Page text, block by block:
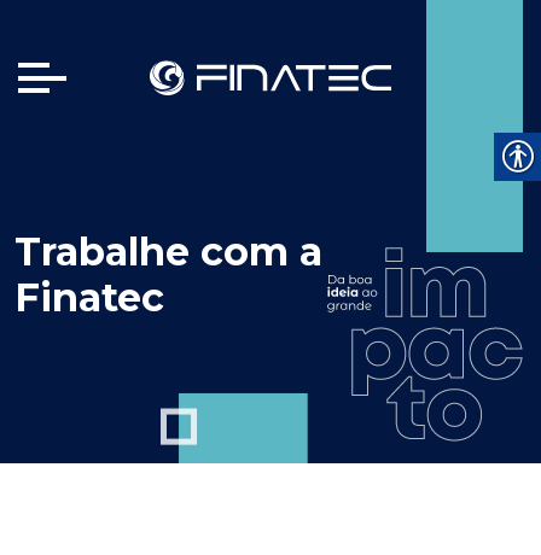
Trabalhe com a
Finatec